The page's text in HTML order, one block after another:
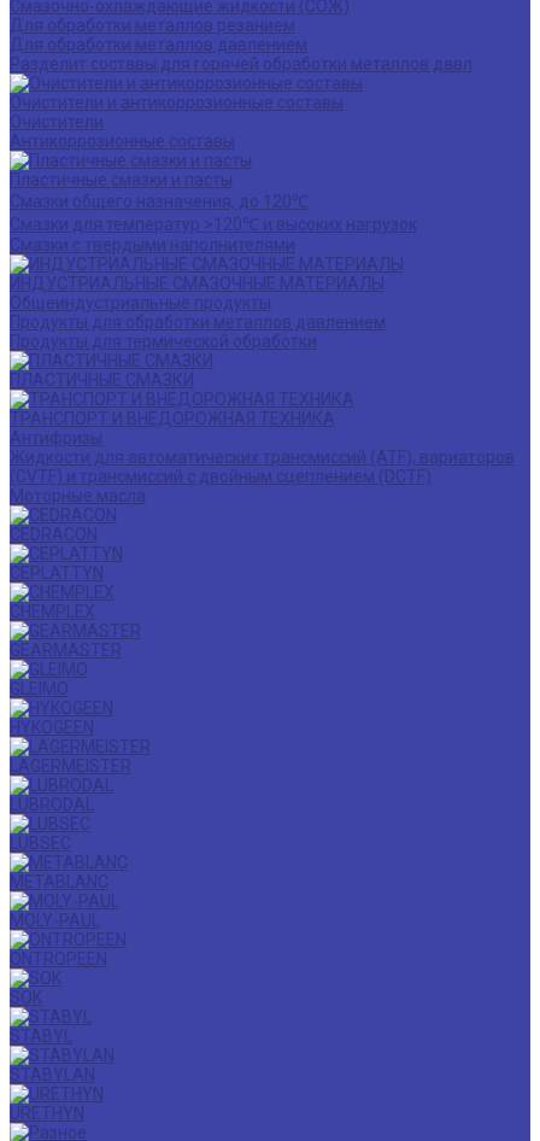
Смазочно-охлаждающие жидкости (СОЖ)
Для обработки металлов резанием
Для обработки металлов давлением
Разделит составы для горячей обработки металлов давл
Очистители и антикоррозионные составы
Очистители
Антикоррозионные составы
Пластичные смазки и пасты
Смазки общего назначения, до 120℃
Смазки для температур >120℃ и высоких нагрузок
Смазки с твердыми наполнителями
ИНДУСТРИАЛЬНЫЕ СМАЗОЧНЫЕ МАТЕРИАЛЫ
Общеиндустриальные продукты
Продукты для обработки металлов давлением
Продукты для термической обработки
ПЛАСТИЧНЫЕ СМАЗКИ
ТРАНСПОРТ И ВНЕДОРОЖНАЯ ТЕХНИКА
Антифризы
Жидкости для автоматических трансмиссий (ATF), вариаторов
(CVTF) и трансмиссий с двойным сцеплением (DCTF)
Моторные масла
CEDRACON
CEPLATTYN
CHEMPLEX
GEARMASTER
GLEIMO
HYKOGEEN
LAGERMEISTER
LUBRODAL
LUBSEC
METABLANC
MOLY-PAUL
ONTROPEEN
SOK
STABYL
STABYLAN
URETHYN